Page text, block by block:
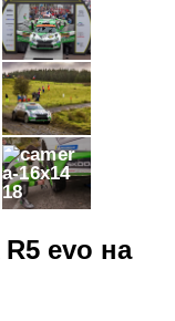
18
evo на